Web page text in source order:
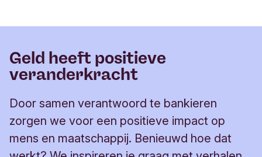
Geld heeft positieve
veranderkracht
Door samen verantwoord te bankieren
zorgen we voor een positieve impact op
mens en maatschappij. Benieuwd hoe dat